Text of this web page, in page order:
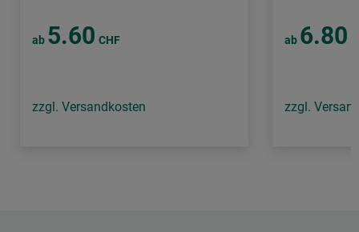
ab 5.60 CHF
zzgl. Versandkosten
ab 6.80
zzgl.